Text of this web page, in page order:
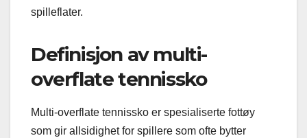
spilleflater.
Definisjon av multi-
overflate tennissko
Multi-overflate tennissko er spesialiserte fottøy
som gir allsidighet for spillere som ofte bytter